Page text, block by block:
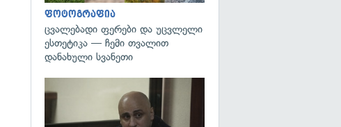
ფოტოგრაფია
ცვალებადი ფერები და უცვლელი
ესთეტიკა — ჩემი თვალით
დანახული სვანეთი